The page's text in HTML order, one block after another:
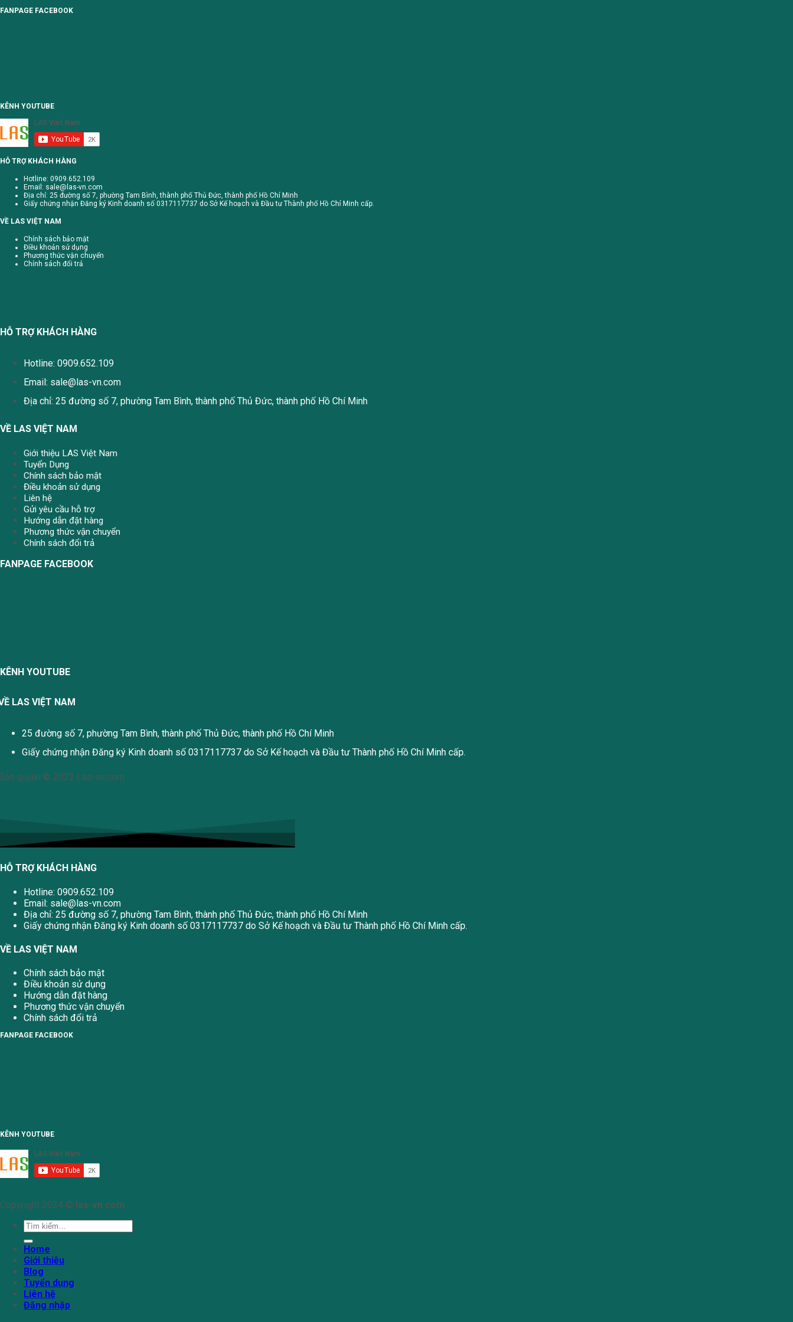
FANPAGE FACEBOOK
KÊNH YOUTUBE
HỖ TRỢ KHÁCH HÀNG
Hotline: 0909.652.109
Email: sale@las-vn.com
Địa chỉ: 25 đường số 7, phường Tam Bình, thành phố Thủ Đức, thành phố Hồ Chí Minh
Giấy chứng nhận Đăng ký Kinh doanh số 0317117737 do Sở Kế hoạch và Đầu tư Thành phố Hồ Chí Minh cấp.
VỀ LAS VIỆT NAM
Chính sách bảo mật
Điều khoản sử dụng
Phương thức vận chuyển
Chính sách đổi trả
HỖ TRỢ KHÁCH HÀNG
Hotline: 0909.652.109
Email: sale@las-vn.com
Địa chỉ: 25 đường số 7, phường Tam Bình, thành phố Thủ Đức, thành phố Hồ Chí Minh
VỀ LAS VIỆT NAM
Giới thiệu LAS Việt Nam
Tuyển Dụng
Chính sách bảo mật
Điều khoản sử dụng
Liên hệ
Gửi yêu cầu hỗ trợ
Hướng dẫn đặt hàng
Phương thức vận chuyển
Chính sách đổi trả
FANPAGE FACEBOOK
KÊNH YOUTUBE
LAS VIỆT NAM
25 đường số 7, phường Tam Bình, thành phố Thủ Đức, thành phố Hồ Chí Minh
Giấy chứng nhận Đăng ký Kinh doanh số 0317117737 do Sở Kế hoạch và Đầu tư Thành phố Hồ Chí Minh cấp.
quyền © 2022 Las-vn.com
HỖ TRỢ KHÁCH HÀNG
Hotline: 0909.652.109
Email: sale@las-vn.com
Địa chỉ: 25 đường số 7, phường Tam Bình, thành phố Thủ Đức, thành phố Hồ Chí Minh
Giấy chứng nhận Đăng ký Kinh doanh số 0317117737 do Sở Kế hoạch và Đầu tư Thành phố Hồ Chí Minh cấp.
VỀ LAS VIỆT NAM
Chính sách bảo mật
Điều khoản sử dụng
Hướng dẫn đặt hàng
Phương thức vận chuyển
Chính sách đổi trả
FANPAGE FACEBOOK
KÊNH YOUTUBE
Copyright 2024 © las-vn.com
Tìm
kiếm:
Home
Giới thiệu
Blog
Tuyển dụng
Liên hệ
Đăng nhập